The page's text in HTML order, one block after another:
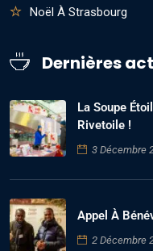
Noël À Strasbourg
Dernières
La Soupe
Rivetoile !
3 Décembre
Appel À
2 Décembre